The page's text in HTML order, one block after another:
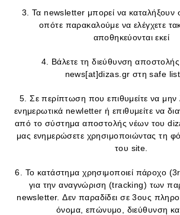
3. Τα newsletter μπορεί να καταλήξουν
οπότε παρακαλούμε να ελέγχετε
αποθηκεύονται εκεί
4. Βάλετε τη διεύθυνση
news[at]dizas.gr στη safe
5. Σε περίπτωση που επιθυμείτε να μην
ενημερωτικά newletter ή επιθυμείτε να
από το σύστημα αποστολής νέων του
μας ενημερώσετε χρησιμοποιώντας τη
του site.
6. Το κατάστημα χρησιμοποιεί πάροχο
για την αναγνώριση (tracking) των
newsletter. Δεν παραδίδει σε 3ους
όνομα, επώνυμο, διεύθυνση